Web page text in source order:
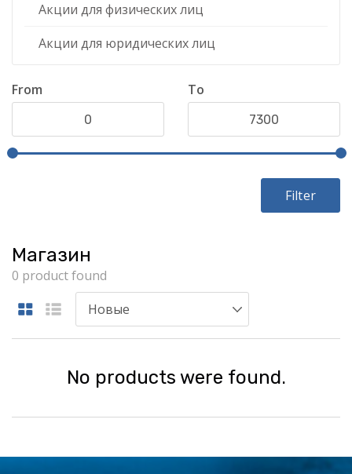
Акции для физических лиц
Акции для юридических лиц
From To
Filter
Магазин
0 product found
No products were found.